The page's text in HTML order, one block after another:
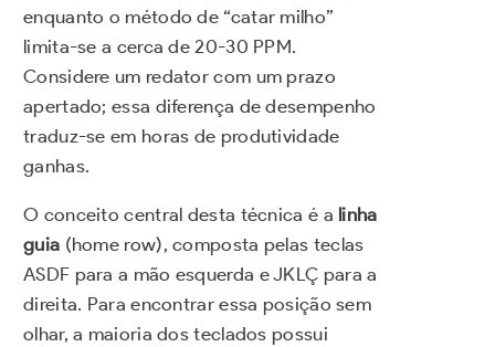
enquanto o método de “catar milho”
limita-se a cerca de 20-30 PPM.
Considere um redator com um prazo
apertado; essa diferença de desempenho
traduz-se em horas de produtividade
ganhas.
O conceito central desta técnica é a linha
guia (home row), composta pelas teclas
ASDF para a mão esquerda e JKLÇ para a
direita. Para encontrar essa posição sem
olhar, a maioria dos teclados possui